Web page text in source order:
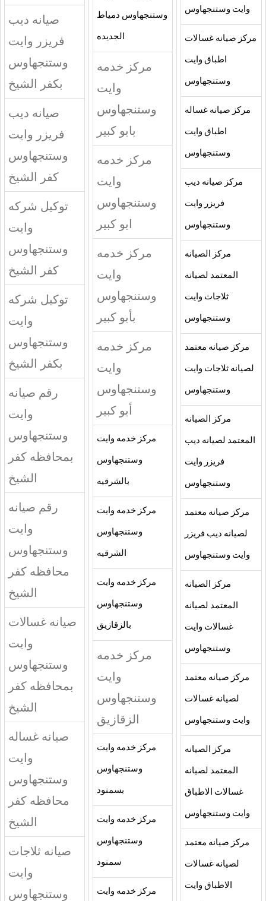
وايت وستنجهاوس
مركز صيانه غسالات
اطباق وايت
وستنجهاوس
مركز صيانه غساله
اطباق وايت
وستنجهاوس
مركز صيانه ديب
فريزر وايت
وستنجهاوس
مركز الصيانه
المعتمد لصيانه
ثلاجات وايت
وستنجهاوس
مركز صيانه معتمد
لصيانه ثلاجات وايت
وستنجهاوس
مركز الصيانه
المعتمد لصيانه ديب
فريزر وايت
وستنجهاوس
مركز صيانه معتمد
لصيانه ديب فريزر
وايت وستنجهاوس
مركز الصيانه
المعتمد لصيانه
غسالات وايت
وستنجهاوس
مركز صيانه معتمد
لصيانه غسالات
وايت وستنجهاوس
مركز الصيانه
المعتمد لصيانه
غسالات الاطباق
وايت وستنجهاوس
مركز صيانه معتمد
لصيانه غسالات
الاطباق وايت
وستنجهاوس دمياط
الجديده
مركز خدمه
وايت
وستنجهاوس
بابو كبير
مركز خدمه
وايت
وستنجهاوس
ابو كبير
مركز خدمه
وايت
وستنجهاوس
بأبو كبير
مركز خدمه
وايت
وستنجهاوس
أبو كبير
مركز خدمه وايت
وستنجهاوس
بالشرقيه
مركز خدمه وايت
وستنجهاوس
الشرقيه
مركز خدمه وايت
وستنجهاوس
بالزقازيق
مركز خدمه
وايت
وستنجهاوس
الزقازيق
مركز خدمه وايت
وستنجهاوس
بسمنود
مركز خدمه وايت
وستنجهاوس
سمنود
مركز خدمه وايت
صيانه ديب
فريزر وايت
وستنجهاوس
بكفر الشيخ
صيانه ديب
فريزر وايت
وستنجهاوس
كفر الشيخ
توكيل شركه
وايت
وستنجهاوس
كفر الشيخ
توكيل شركه
وايت
وستنجهاوس
بكفر الشيخ
رقم صيانه
وايت
وستنجهاوس
بمحافظه كفر
الشيخ
رقم صيانه
وايت
وستنجهاوس
محافظه كفر
الشيخ
صيانه غسالات
وايت
وستنجهاوس
بمحافظه كفر
الشيخ
صيانه غساله
وايت
وستنجهاوس
محافظه كفر
الشيخ
صيانه ثلاجات
وايت
وستنجهاوس